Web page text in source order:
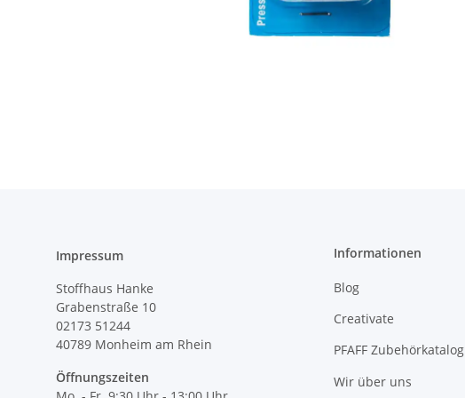
Impressum
Stoffhaus Hanke
Grabenstraße 10
02173 51244
40789 Monheim am Rhein
Öffnungszeiten
Informationen
Blog
Creativate
PFAFF Zubehörkatalog
Wir über uns